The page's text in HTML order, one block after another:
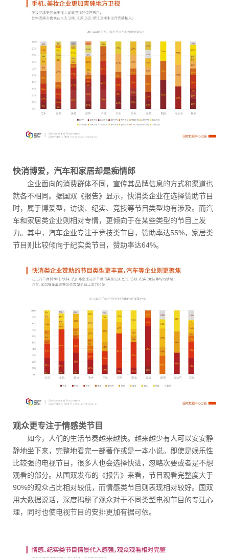
快消博爱，汽车和家居却是痴情郎
企业面向的消费群体不同，宣传其品牌信息的方式和渠道也
就各不相同。据国双《报告》显示，快消类企业在选择赞助节目
时，属于博爱型，访谈、纪实、竞技等节目类型均有涉及。而汽
车和家居类企业则相对专情，更倾向于在某些类型的节目上发
力。其中，汽车企业专注于竞技类节目，赞助率达55%，家居类
节目则比较倾向于纪实类节目，赞助率达64%。
观众更专注于情感类节目
如今，人们的生活节奏越来越快。越来越少有人可以安安静
静地坐下来，完整地看完一部著作或是一本小说。即使是娱乐性
比较强的电视节目，很多人也会选择快进，忽略次要或者是不想
观看的部分。从国双发布的《报告》来看，节目观看完整度大于
90%的观众占比相对较低，而情感类节目则表现相对较好。国双
用大数据说话，深度揭秘了观众对于不同类型电视节目的专注心
理，同时也使电视节目的安排更加有据可依。